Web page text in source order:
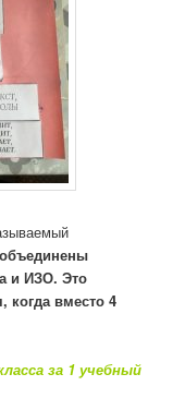
и ИЗО. Это
когда вместо 4
за 1 учебный